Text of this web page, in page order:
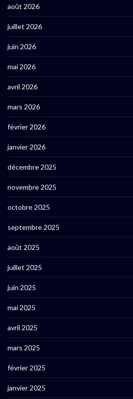
août 2026
juillet 2026
juin 2026
mai 2026
avril 2026
mars 2026
février 2026
janvier 2026
décembre 2025
novembre 2025
octobre 2025
septembre 2025
août 2025
juillet 2025
juin 2025
mai 2025
avril 2025
mars 2025
février 2025
janvier 2025